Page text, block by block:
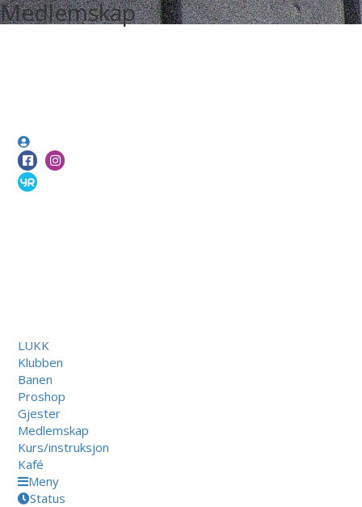
Medlemskap
LUKK
Klubben
Banen
Proshop
Gjester
Medlemskap
Kurs/instruksjon
Kafé
Meny
Status